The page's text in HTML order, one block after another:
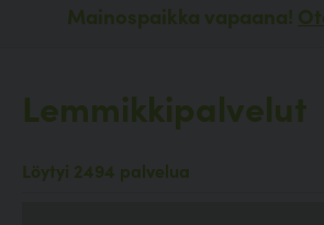
Mainospaikka vapaana!
Lemmikkipalvelut
Löytyi 2494 palvelua